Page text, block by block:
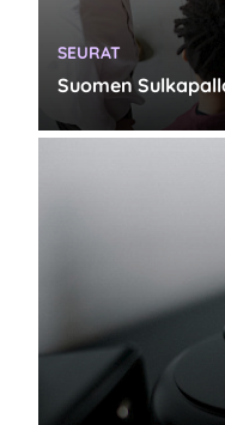
Suomen
KATEGORIA:
SEURAT